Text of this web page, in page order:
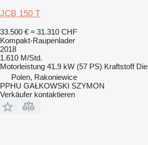
JCB 150 T
33.500 € ≈ 31.310 CHF
Kompakt-Raupenlader
2018
1.610 M/Std.
Motorleistung 41.9 kW (57 PS) Kraftstoff
Polen, Rakoniewice
PPHU GAŁKOWSKI SZYMON
Verkäufer kontaktieren